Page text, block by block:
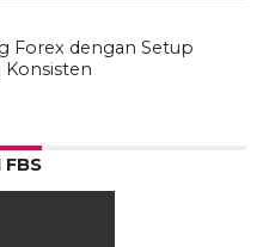
Forex dengan Setup
Konsisten
FBS